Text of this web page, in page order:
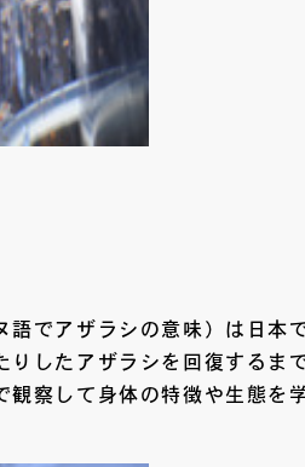
でアザラシの意味）は日本
したアザラシを回復するま
察して身体の特徴や生態を